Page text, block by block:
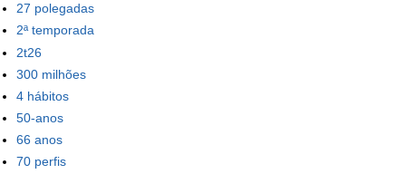
27 polegadas
2ª temporada
2t26
300 milhões
4 hábitos
50-anos
66 anos
70 perfis